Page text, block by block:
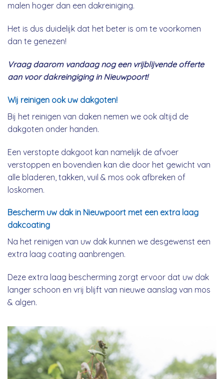
malen hoger dan een dakreiniging.
Het is dus duidelijk dat het beter is om te voorkomen
dan te genezen!
Vraag daarom vandaag nog een vrijblijvende offerte
aan voor dakreingiging in Nieuwpoort!
Wij reinigen ook uw dakgoten!
Bij het reinigen van daken nemen we ook altijd de
dakgoten onder handen.
Een verstopte dakgoot kan namelijk de afvoer
verstoppen en bovendien kan die door het gewicht van
alle bladeren, takken, vuil & mos ook afbreken of
loskomen.
Bescherm uw dak in Nieuwpoort met een extra laag
dakcoating
Na het reinigen van uw dak kunnen we desgewenst een
extra laag coating aanbrengen.
Deze extra laag bescherming zorgt ervoor dat uw dak
langer schoon en vrij blijft van nieuwe aanslag van mos
& algen.